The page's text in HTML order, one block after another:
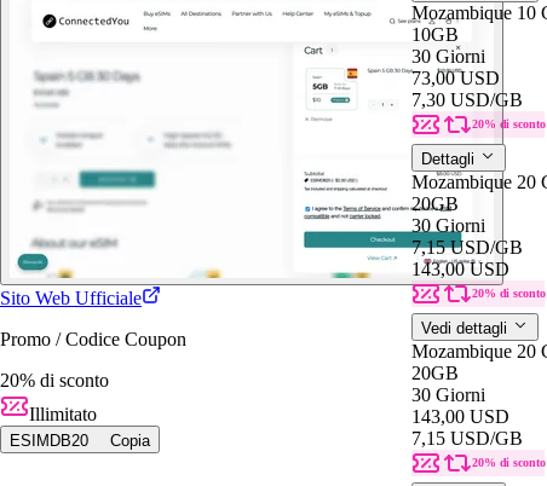
Sito Web Ufficiale
Promo / Codice Coupon
20% di sconto
Illimitato
ESIMDB20 Copia
Mozambique 10
10GB
30 Giorni
73,00 USD
7,30 USD/GB
20% di sconto
Dettagli
Mozambique 20
20GB
30 Giorni
7,15 USD/GB
143,00 USD
20% di sconto
Vedi dettagli
Mozambique 20
20GB
30 Giorni
143,00 USD
7,15 USD/GB
20% di sconto